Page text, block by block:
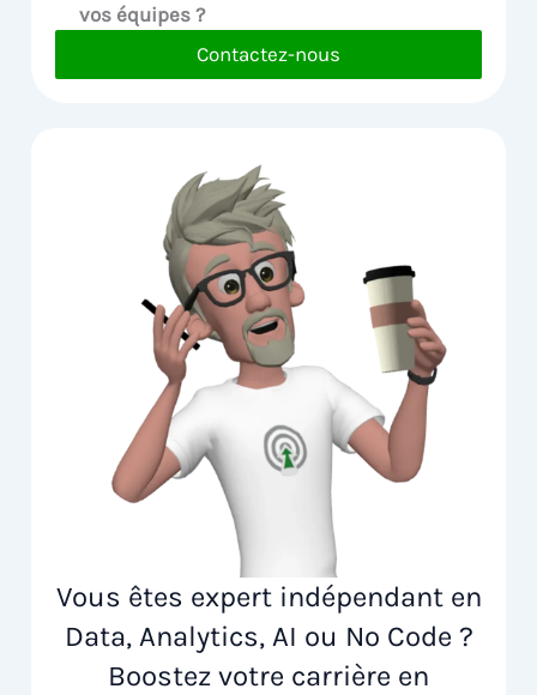
vos équipes ?
Contactez-nous
Vous êtes expert indépendant en
Data, Analytics, AI ou No Code ?
Boostez votre carrière en